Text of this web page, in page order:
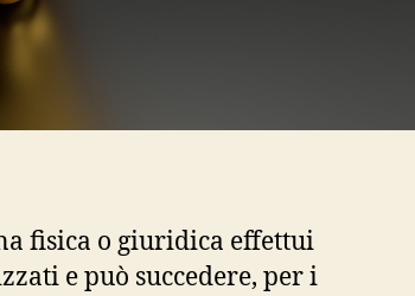
fisica o giuridica effettui
e può succedere, per i